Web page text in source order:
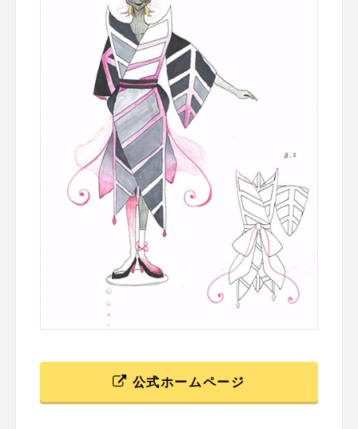
公式ホームページ